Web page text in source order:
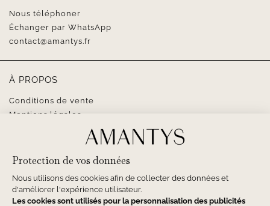
Nous téléphoner
Échanger par WhatsApp
contact@amantys.fr
À PROPOS
Conditions de vente
Mentions légales